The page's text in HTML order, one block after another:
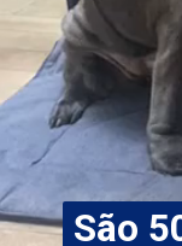
São
São